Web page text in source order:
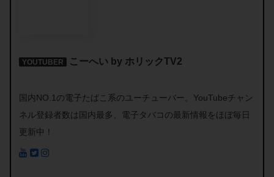
YOUTUBER こーへい by ホリックTV2
国内NO.1の電子たばこ系のユーチューバー。YouTubeチャン
ネル登録者数は国内最多、電子タバコの最新情報をほぼ毎日
更新中！